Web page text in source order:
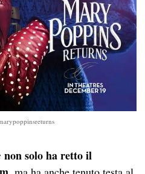
non solo ha retto il